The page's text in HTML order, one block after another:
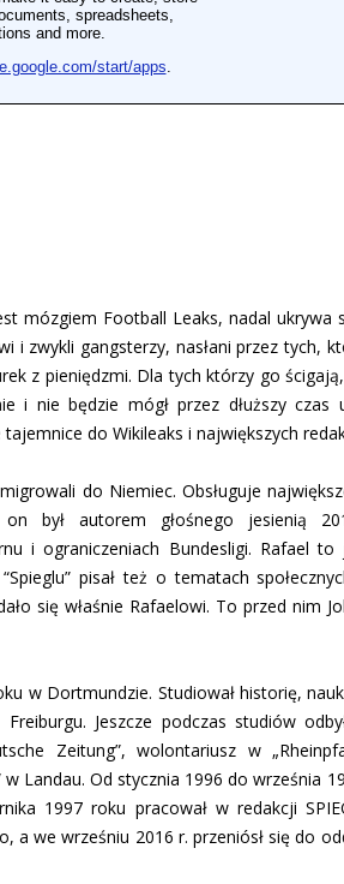
mózgiem Football Leaks, nadal
i zwykli gangsterzy, nasłani przez tych,
z pieniędzmi. Dla tych którzy go
i nie będzie mógł przez dłuższy
do Wikileaks i największych
do Niemiec. Obsługuje
on był autorem głośnego jesienią
i ograniczeniach Bundesligi. Rafael to
pisał też o tematach
się właśnie Rafaelowi. To przed nim
w Dortmundzie. Studiował historię,
Jeszcze podczas studiów
Zeitung”, wolontariusz w
Landau. Od stycznia 1996 do września
1997 roku pracował w redakcji
a we wrześniu 2016 r. przeniósł się do